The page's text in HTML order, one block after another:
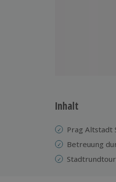
Inhalt
Prag Altstadt
Betreuung